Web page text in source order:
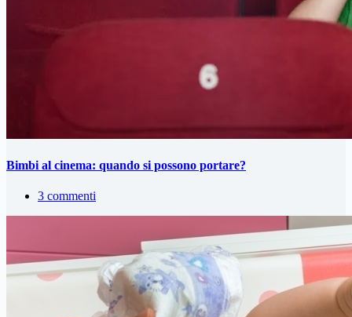
Bimbi al cinema: quando si possono portare?
3 commenti